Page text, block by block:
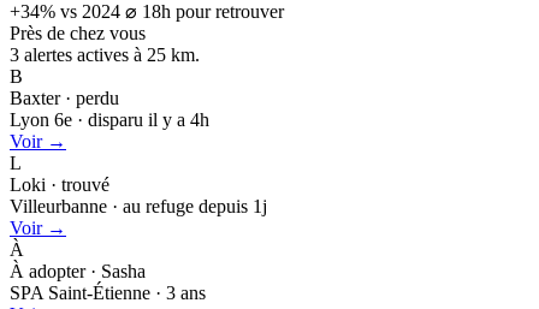
+34% vs 2024 ⌀ 18h pour retrouver
Près de chez vous
3 alertes actives à 25 km.
B
Baxter · perdu
Lyon 6e · disparu il y a 4h
Voir →
L
Loki · trouvé
Villeurbanne · au refuge depuis 1j
Voir →
À
À adopter · Sasha
SPA Saint-Étienne · 3 ans